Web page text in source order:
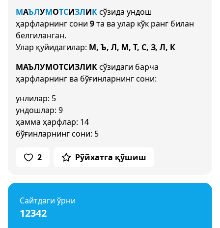
МАЪЛУМОТСИЗЛИКсўзида ундош
ҳарфларнинг сони 9та ва улар кўк ранг билан
белгиланган.
Улар қуйидагилар: М, Ъ, Л, М, Т, С, З, Л, К
МАЪЛУМОТСИЗЛИКсўзидаги барча
ҳарфларнинг ва бўғинларнинг сони:
унлилар: 5
ундошлар: 9
ҳамма ҳарфлар: 14
бўғинларнинг сони: 5
2 Рўйхатга қўшиш
Сайтдаги ўрни
12342